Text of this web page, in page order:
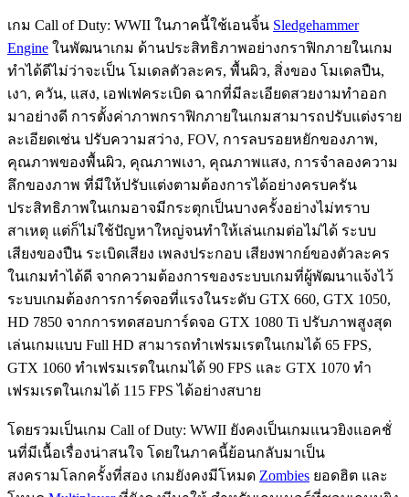
เกม Call of Duty: WWII ในภาคนี้ใช้เอนจิ้น Sledgehammer
Engine ในพัฒนาเกม ด้านประสิทธิภาพอย่างกราฟิกภายในเกม
ทำได้ดีไม่ว่าจะเป็น โมเดลตัวละคร, พื้นผิว, สิ่งของ โมเดลปืน,
เงา, ควัน, แสง, เอฟเฟคระเบิด ฉากที่มีละเอียดสวยงามทำออก
มาอย่างดี การตั้งค่าภาพกราฟิกภายในเกมสามารถปรับแต่งราย
ละเอียดเช่น ปรับความสว่าง, FOV, การลบรอยหยักของภาพ,
คุณภาพของพื้นผิว, คุณภาพเงา, คุณภาพแสง, การจำลองความ
ลึกของภาพ ที่มีให้ปรับแต่งตามต้องการได้อย่างครบครัน
ประสิทธิภาพในเกมอาจมีกระตุกเป็นบางครั้งอย่างไม่ทราบ
สาเหตุ แต่ก็ไม่ใช้ปัญหาใหญ่จนทำให้เล่นเกมต่อไม่ได้ ระบบ
เสียงของปืน ระเบิดเสียง เพลงประกอบ เสียงพากย์ของตัวละคร
ในเกมทำได้ดี จากความต้องการของระบบเกมที่ผู้พัฒนาแจ้งไว้
ระบบเกมต้องการการ์ดจอที่แรงในระดับ GTX 660, GTX 1050,
HD 7850 จากการทดสอบการ์ดจอ GTX 1080 Ti ปรับภาพสูงสุด
เล่นเกมแบบ Full HD สามารถทำเฟรมเรตในเกมได้ 65 FPS,
GTX 1060 ทำเฟรมเรตในเกมได้ 90 FPS และ GTX 1070 ทำ
เฟรมเรตในเกมได้ 115 FPS ได้อย่างสบาย
โดยรวมเป็นเกม Call of Duty: WWII ยังคงเป็นเกมแนวยิงแอคชั่
นที่มีเนื้อเรื่องน่าสนใจ โดยในภาคนี้ย้อนกลับมาเป็น
สงครามโลกครั้งที่สอง เกมยังคงมีโหมด Zombies ยอดฮิต และ